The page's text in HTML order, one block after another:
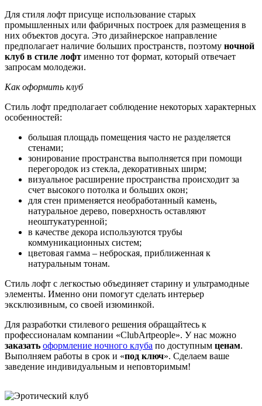
Для стиля лофт присуще использование старых
промышленных или фабричных построек для размещения в
них объектов досуга. Это дизайнерское направление
предполагает наличие больших пространств, поэтому ночной
клуб в стиле лофт именно тот формат, который отвечает
запросам молодежи.
Как оформить клуб
Стиль лофт предполагает соблюдение некоторых характерных
особенностей:
большая площадь помещения часто не разделяется
стенами;
зонирование пространства выполняется при помощи
перегородок из стекла, декоративных ширм;
визуальное расширение пространства происходит за
счет высокого потолка и больших окон;
для стен применяется необработанный камень,
натуральное дерево, поверхность оставляют
неоштукатуренной;
в качестве декора используются трубы
коммуникационных систем;
цветовая гамма – неброская, приближенная к
натуральным тонам.
Стиль лофт с легкостью объединяет старину и ультрамодные
элементы. Именно они помогут сделать интерьер
эксклюзивным, со своей изюминкой.
Для разработки стилевого решения обращайтесь к
профессионалам компании «СlubАrtpeople». У нас можно
заказать оформление ночного клуба по доступным ценам.
Выполняем работы в срок и «под ключ». Сделаем ваше
заведение индивидуальным и неповторимым!